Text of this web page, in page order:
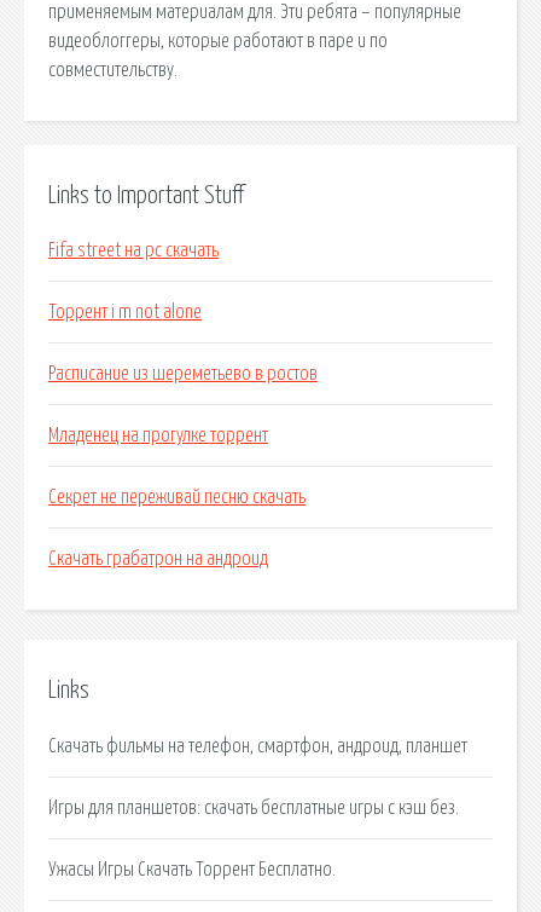
применяемым материалам для. Эти ребята – популярные
видеоблоггеры, которые работают в паре и по
совместительству.
Links to Important Stuff
Fifa street на pc скачать
Торрент i m not alone
Расписание из шереметьево в ростов
Младенец на прогулке торрент
Секрет не переживай песню скачать
Скачать грабатрон на андроид
Links
Скачать фильмы на телефон, смартфон, андроид, планшет
Игры для планшетов: скачать бесплатные игры с кэш без.
Ужасы Игры Скачать Торрент Бесплатно.